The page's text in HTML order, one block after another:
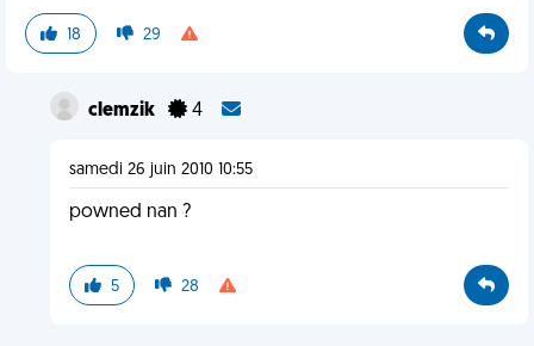
18 29
clemzik 4
samedi 26 juin 2010 10:55
powned nan ?
5 28